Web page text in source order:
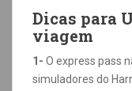
Dicas para
viagem
1- O express pass
simuladores do